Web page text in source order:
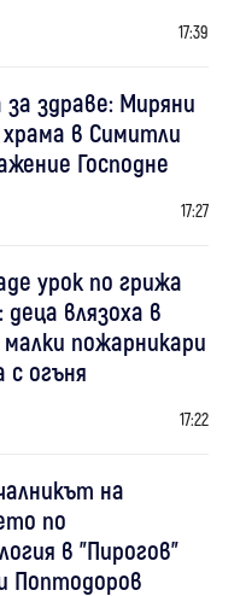
17:39
здраве: Миряни
храма в Симитли
Господне
17:27
урок по грижа
влязоха в
пожарникари
огъня
17:22
на
по
в "Пирогов"
Поптодоров